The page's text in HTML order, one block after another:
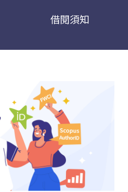
借閱須知